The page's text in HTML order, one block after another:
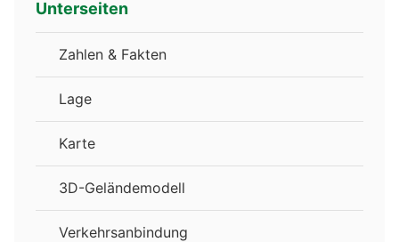
Unterseiten
Zahlen & Fakten
Lage
Karte
3D-Geländemodell
Verkehrsanbindung